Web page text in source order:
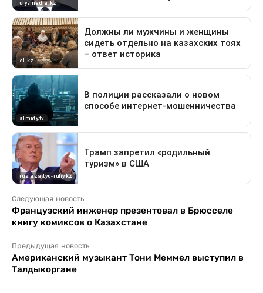
Следующая новость
Французский инженер презентовал в Брюсселе
книгу комиксов о Казахстане
Предыдущая новость
Американский музыкант Тони Меммел выступил в
Талдыкоргане